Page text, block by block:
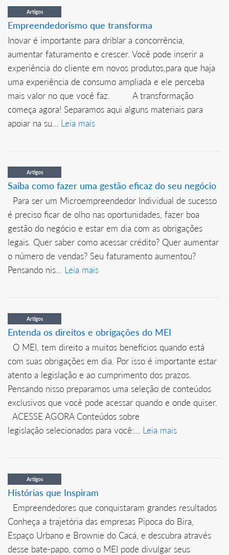
Artigos
Empreendedorismo que transforma
Inovar é importante para driblar a concorrência,
aumentar faturamento e crescer. Você pode inserir a
experiência do cliente em novos produtos,para que haja
uma experiência de consumo ampliada e ele perceba
mais valor no que você faz. A transformação
começa agora! Separamos aqui alguns materiais para
apoiar na su... Leia mais
Artigos
Saiba como fazer uma gestão eficaz do seu negócio
Para ser um Microempreendedor Individual de sucesso
é preciso ficar de olho nas oportunidades, fazer boa
gestão do negócio e estar em dia com as obrigações
legais. Quer saber como acessar crédito? Quer aumentar
o número de vendas? Seu faturamento aumentou?
Pensando nis... Leia mais
Artigos
Entenda os direitos e obrigações do MEI
O MEI, tem direito a muitos benefícios quando está
com suas obrigações em dia. Por isso é importante estar
atento a legislação e ao cumprimento dos prazos.
Pensando nisso preparamos uma seleção de conteúdos
exclusivos que você pode acessar quando e onde quiser.
ACESSE AGORA Conteúdos sobre
legislação selecionados para você:... Leia mais
Artigos
Histórias que Inspiram
Empreendedores que conquistaram grandes resultados
Conheça a trajetória das empresas Pipoca do Bira,
Espaço Urbano e Brownie do Cacá, e descubra através
desse bate-papo, como o MEI pode divulgar seus